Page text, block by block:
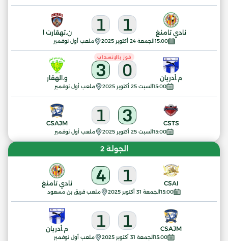
15:00الجمعة 24 أكتوبر 2025 ملعب أول نوفمبر
نادي تامنغ 1
1 ن.تهقارت ا
15:00السبت 25 أكتوبر 2025 ملعب أول نوفمبر
م.أدريان 0
3
فوز بالإنسحاب
و.الهقار
15:00السبت 25 أكتوبر 2025 ملعب أول نوفمبر
CSTS
3
1
CSAJM
الجولة 2
15:00الجمعة 31 أكتوبر 2025 ملعب فريق بن مسعود
CSAI
1
4 نادي تامنغ
15:00الجمعة 31 أكتوبر 2025 ملعب أول نوفمبر
CSAJM
1
1 م.أدريان